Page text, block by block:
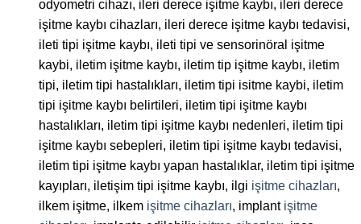
odyometri cihazı, ileri derece işitme kaybı, ileri derece
işitme kaybı cihazları, ileri derece işitme kaybı tedavisi,
ileti tipi işitme kaybı, ileti tipi ve sensorinöral işitme
kaybi, iletim işitme kaybı, iletim tip işitme kaybı, iletim
tipi, iletim tipi hastalıkları, iletim tipi isitme kaybi, iletim
tipi işitme kaybı belirtileri, iletim tipi işitme kaybı
hastalıkları, iletim tipi işitme kaybı nedenleri, iletim tipi
işitme kaybı sebepleri, iletim tipi işitme kaybı tedavisi,
iletim tipi işitme kaybı yapan hastalıklar, iletim tipi işitme
kayıpları, iletişim tipi işitme kaybı, ilgi işitme cihazları,
ilkem işitme, ilkem işitme cihazları, implant işitme